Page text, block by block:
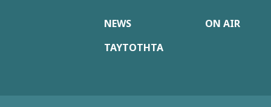
NEWS ON AIR
ΤΑΥΤΟΤΗΤΑ